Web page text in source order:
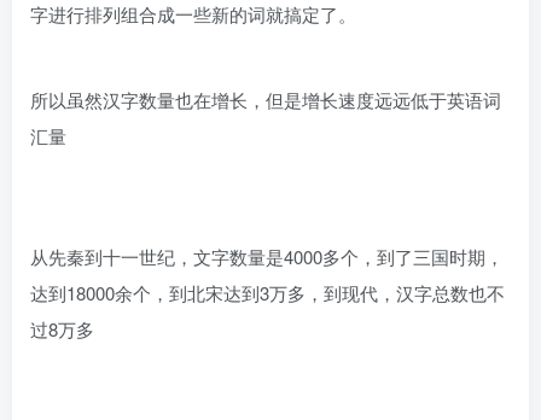
字进行排列组合成一些新的词就搞定了。
所以虽然汉字数量也在增长，但是增长速度远远低于英语词
汇量
从先秦到十一世纪，文字数量是4000多个，到了三国时期，
达到18000余个，到北宋达到3万多，到现代，汉字总数也不
过8万多